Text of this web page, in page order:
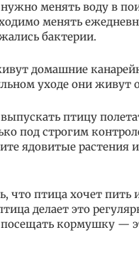
менять воду в
менять
бактерии.
домашние
уходе они живут
птицу
под строгим
ядовитые растения
что птица хочет пить
делает это
посещать кормушку —